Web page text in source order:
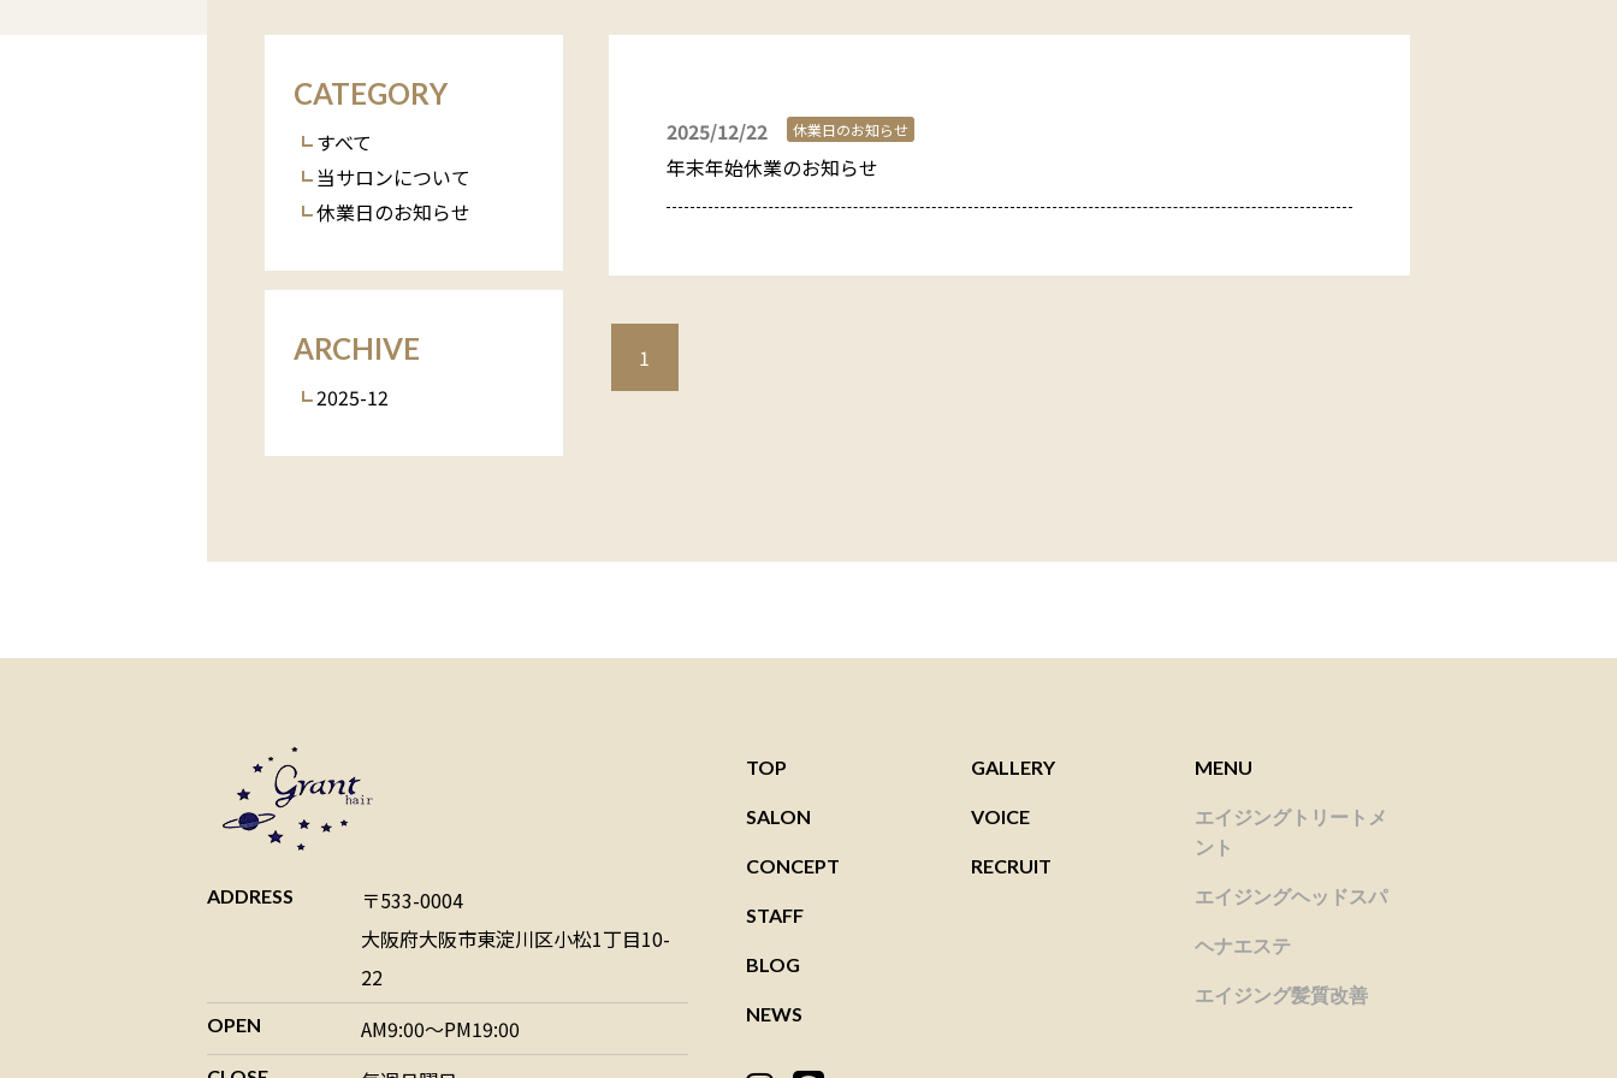
2025/12/22 休業日のお知らせ
年末年始休業のお知らせ
1
CATEGORY
すべて
当サロンについて
休業日のお知らせ
ARCHIVE
2025-12
ADDRESS
〒533-0004
大阪府大阪市東淀川区小松1丁目10-
22
OPEN AM9:00～PM19:00
TOP
SALON
CONCEPT
STAFF
BLOG
NEWS
MENU
エイジングトリートメ
ント
エイジングヘッドスパ
ヘナエステ
エイジング髪質改善
GALLERY
VOICE
RECRUIT